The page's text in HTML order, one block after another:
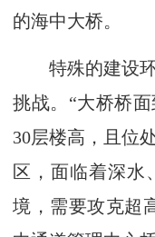
的海中大桥。
特殊的建设环
挑战。“大桥桥
30层楼高，且位
区，面临着深水
境，需要攻克超